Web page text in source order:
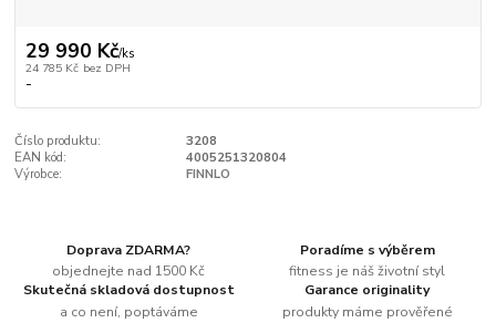
29 990 Kč/ks
24 785 Kč bez DPH
-
Číslo produktu:
3208
EAN kód:
4005251320804
Výrobce:
FINNLO
Doprava ZDARMA?
objednejte nad 1500 Kč
Poradíme s výběrem
fitness je náš životní styl
Skutečná skladová dostupnost
a co není, poptáváme
Garance originality
produkty máme prověřené